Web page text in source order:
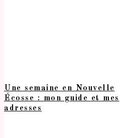
Une semaine en Nouvelle
Écosse : mon guide et mes
adresses